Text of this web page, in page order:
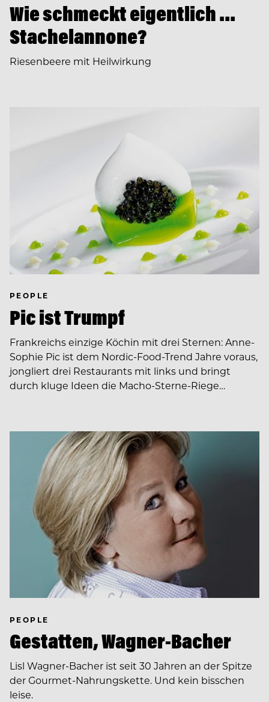
Wie schmeckt eigentlich …
Stachelannone?
Riesenbeere mit Heilwirkung
PEOPLE
Pic ist Trumpf
Frankreichs einzige Köchin mit drei Sternen: Anne-
Sophie Pic ist dem Nordic-Food-Trend Jahre voraus,
jongliert drei Restaurants mit links und bringt
durch kluge Ideen die Macho-Sterne-Riege…
PEOPLE
Gestatten, Wagner-Bacher
Lisl Wagner-Bacher ist seit 30 Jahren an der Spitze
der Gourmet-Nahrungskette. Und kein bisschen
leise.